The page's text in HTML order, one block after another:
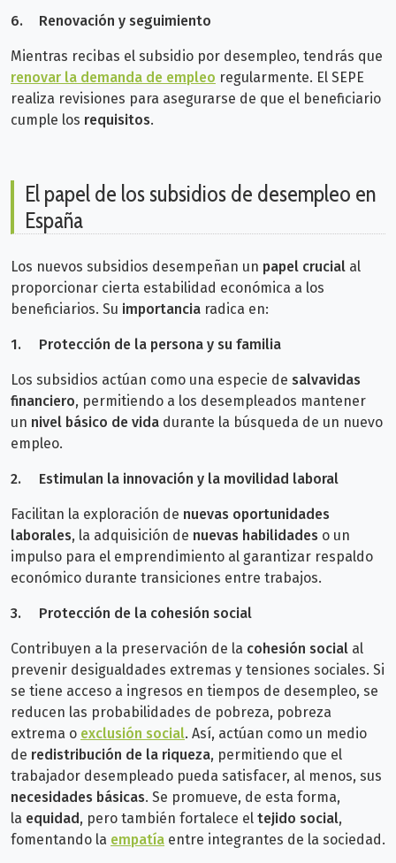
6. Renovación y seguimiento
Mientras recibas el subsidio por desempleo, tendrás que
renovar la demanda de empleo regularmente. El SEPE
realiza revisiones para asegurarse de que el beneficiario
cumple los requisitos.
El papel de los subsidios de desempleo en
España
Los nuevos subsidios desempeñan un papel crucial al
proporcionar cierta estabilidad económica a los
beneficiarios. Su importancia radica en:
1. Protección de la persona y su familia
Los subsidios actúan como una especie de salvavidas
financiero, permitiendo a los desempleados mantener
un nivel básico de vida durante la búsqueda de un nuevo
empleo.
2. Estimulan la innovación y la movilidad laboral
Facilitan la exploración de nuevas oportunidades
laborales, la adquisición de nuevas habilidades o un
impulso para el emprendimiento al garantizar respaldo
económico durante transiciones entre trabajos.
3. Protección de la cohesión social
Contribuyen a la preservación de la cohesión social al
prevenir desigualdades extremas y tensiones sociales. Si
se tiene acceso a ingresos en tiempos de desempleo, se
reducen las probabilidades de pobreza, pobreza
extrema o exclusión social. Así, actúan como un medio
de redistribución de la riqueza, permitiendo que el
trabajador desempleado pueda satisfacer, al menos, sus
necesidades básicas. Se promueve, de esta forma,
la equidad, pero también fortalece el tejido social,
fomentando la empatía entre integrantes de la sociedad.